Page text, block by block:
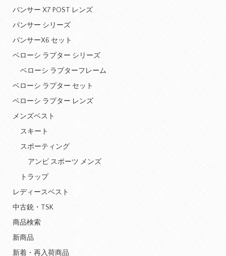
パンサー X7 POST レンズ
パンサー シリーズ
パンサーX6 セット
ベローシ ラプター シリーズ
ベローシ ラプターフレーム
ベローシ ラプター セット
ベローシ ラプター レンズ
メンズベスト
スキート
スポーティング
アンビ スポーツ メンズ
トラップ
レディースベスト
中古銃・TSK
商品検索
新商品
新着・再入荷商品